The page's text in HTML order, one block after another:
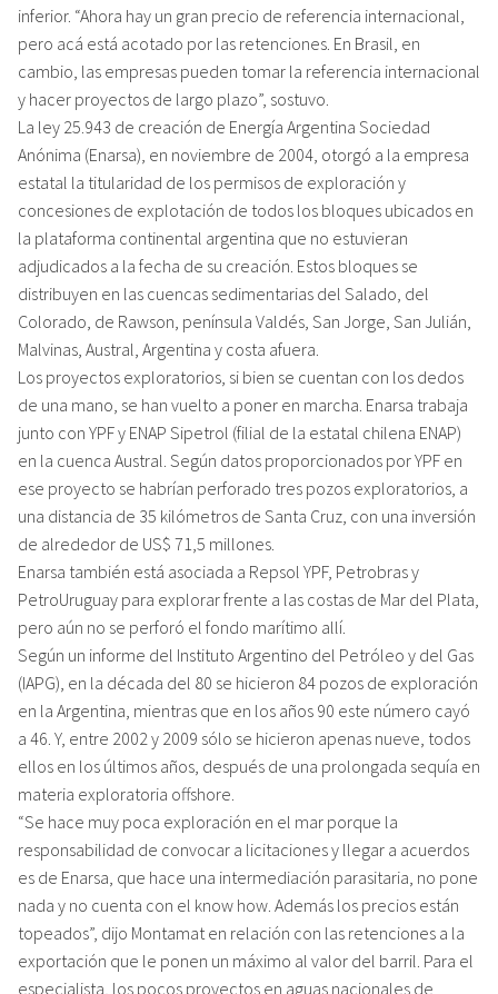
inferior. “Ahora hay un gran precio de referencia internacional,
pero acá está acotado por las retenciones. En Brasil, en
cambio, las empresas pueden tomar la referencia internacional
y hacer proyectos de largo plazo”, sostuvo.
La ley 25.943 de creación de Energía Argentina Sociedad
Anónima (Enarsa), en noviembre de 2004, otorgó a la empresa
estatal la titularidad de los permisos de exploración y
concesiones de explotación de todos los bloques ubicados en
la plataforma continental argentina que no estuvieran
adjudicados a la fecha de su creación. Estos bloques se
distribuyen en las cuencas sedimentarias del Salado, del
Colorado, de Rawson, península Valdés, San Jorge, San Julián,
Malvinas, Austral, Argentina y costa afuera.
Los proyectos exploratorios, si bien se cuentan con los dedos
de una mano, se han vuelto a poner en marcha. Enarsa trabaja
junto con YPF y ENAP Sipetrol (filial de la estatal chilena ENAP)
en la cuenca Austral. Según datos proporcionados por YPF en
ese proyecto se habrían perforado tres pozos exploratorios, a
una distancia de 35 kilómetros de Santa Cruz, con una inversión
de alrededor de US$ 71,5 millones.
Enarsa también está asociada a Repsol YPF, Petrobras y
PetroUruguay para explorar frente a las costas de Mar del Plata,
pero aún no se perforó el fondo marítimo allí.
Según un informe del Instituto Argentino del Petróleo y del Gas
(IAPG), en la década del 80 se hicieron 84 pozos de exploración
en la Argentina, mientras que en los años 90 este número cayó
a 46. Y, entre 2002 y 2009 sólo se hicieron apenas nueve, todos
ellos en los últimos años, después de una prolongada sequía en
materia exploratoria offshore.
“Se hace muy poca exploración en el mar porque la
responsabilidad de convocar a licitaciones y llegar a acuerdos
es de Enarsa, que hace una intermediación parasitaria, no pone
nada y no cuenta con el know how. Además los precios están
topeados”, dijo Montamat en relación con las retenciones a la
exportación que le ponen un máximo al valor del barril. Para el
especialista, los pocos proyectos en aguas nacionales de